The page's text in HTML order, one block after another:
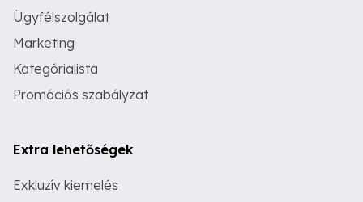
Ügyfélszolgálat
Marketing
Kategórialista
Promóciós szabályzat
Extra lehetőségek
Exkluzív kiemelés